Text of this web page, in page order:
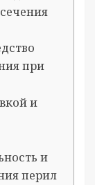
при
и
и
перил